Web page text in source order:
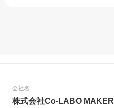
会社名
株式会社Co-LABO MAKER